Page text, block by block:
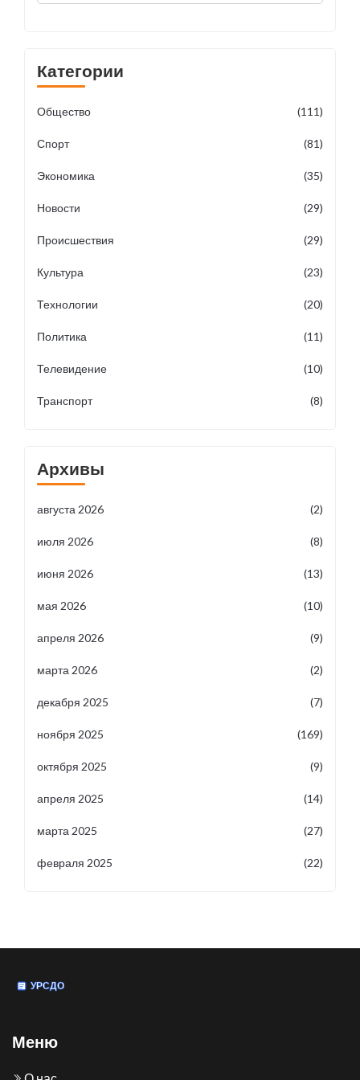
Категории
Общество (111)
Спорт (81)
Экономика (35)
Новости (29)
Происшествия (29)
Культура (23)
Технологии (20)
Политика (11)
Телевидение (10)
Транспорт (8)
Архивы
августа 2026 (2)
июля 2026 (8)
июня 2026 (13)
мая 2026 (10)
апреля 2026 (9)
марта 2026 (2)
декабря 2025 (7)
ноября 2025 (169)
октября 2025 (9)
апреля 2025 (14)
марта 2025 (27)
февраля 2025 (22)
Меню